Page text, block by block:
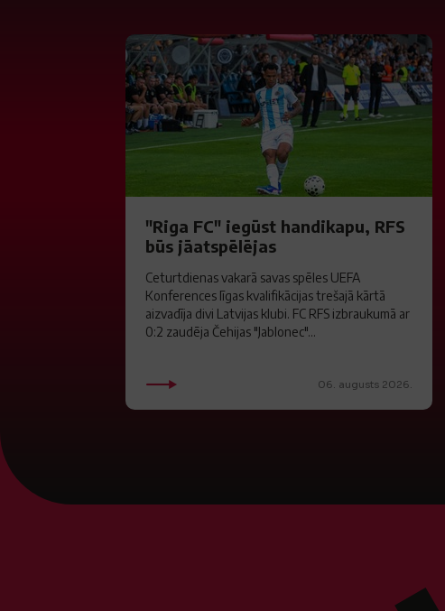
"Riga FC" iegūst handikapu, RFS
būs jāatspēlējas
Ceturtdienas vakarā savas spēles UEFA
Konferences līgas kvalifikācijas trešajā kārtā
aizvadīja divi Latvijas klubi. FC RFS izbraukumā ar
0:2 zaudēja Čehijas "Jablonec"...
06. augusts 2026.